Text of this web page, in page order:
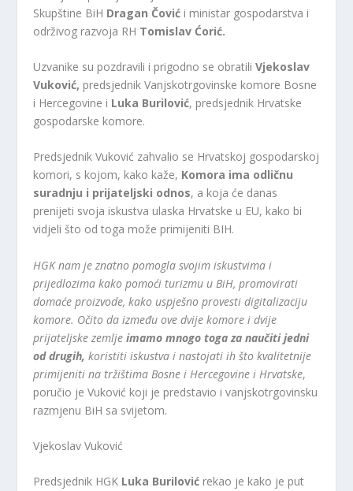
Skupštine BiH Dragan Čović i ministar gospodarstva i
održivog razvoja RH Tomislav Ćorić.
Uzvanike su pozdravili i prigodno se obratiliVjekoslav
Vuković, predsjednik Vanjskotrgovinske komore Bosne
i Hercegovine i Luka Burilović, predsjednik Hrvatske
gospodarske komore.
Predsjednik Vuković zahvalio se Hrvatskoj gospodarskoj
komori, s kojom, kako kaže, Komora ima odličnu
suradnju i prijateljski odnos, a koja će danas
prenijeti svoja iskustva ulaska Hrvatske u EU, kako bi
vidjeli što od toga može primijeniti BIH.
HGK nam je znatno pomogla svojim iskustvima i
prijedlozima kako pomoći turizmu u BiH, promovirati
domaće proizvode, kako uspješno provesti digitalizaciju
komore. Očito da između ove dvije komore i dvije
prijateljske zemlje imamo mnogo toga za naučiti jedni
od drugih, koristiti iskustva i nastojati ih što kvalitetnije
primijeniti na tržištima Bosne i Hercegovine i Hrvatske,
poručio je Vuković koji je predstavio i vanjskotrgovinsku
razmjenu BiH sa svijetom.
Vjekoslav Vuković
Predsjednik HGK Luka Burilović rekao je kako je put